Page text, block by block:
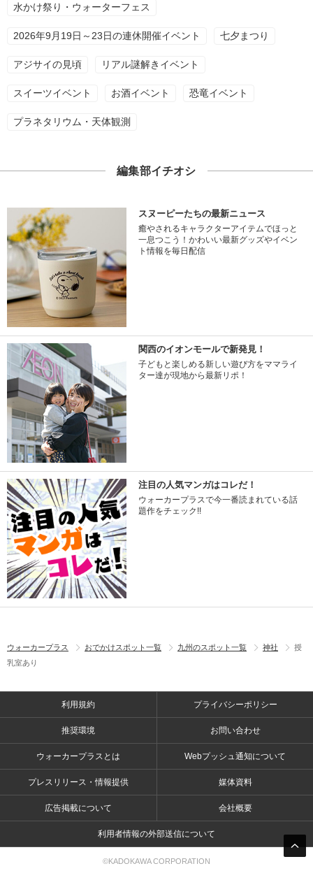
水かけ祭り・ウォーターフェス
2026年9月19日～23日の連休開催イベント 七夕まつり
アジサイの見頃 リアル謎解きイベント
スイーツイベント お酒イベント 恐竜イベント
プラネタリウム・天体観測
編集部イチオシ
スヌーピーたちの最新ニュース
癒やされるキャラクターアイテムでほっと
一息つこう！かわいい最新グッズやイベン
ト情報を毎日配信
関西のイオンモールで新発見！
子どもと楽しめる新しい遊び方をママライ
ター達が現地から最新リポ！
注目の人気マンガはコレだ！
ウォーカープラスで今一番読まれている話
題作をチェック!!
ウォーカープラス おでかけスポット一覧 九州のスポット一覧 神社
授
乳室あり
利用規約 プライバシーポリシー
推奨環境 お問い合わせ
ウォーカープラスとは Webプッシュ通知について
プレスリリース・情報提供 媒体資料
広告掲載について 会社概要
利用者情報の外部送信について
©KADOKAWA CORPORATION